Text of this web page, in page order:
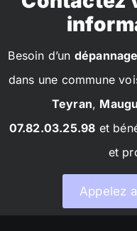
Besoin d’un
dans une commune
Teyran,
07.82.03.25.98 et
et
Appelez